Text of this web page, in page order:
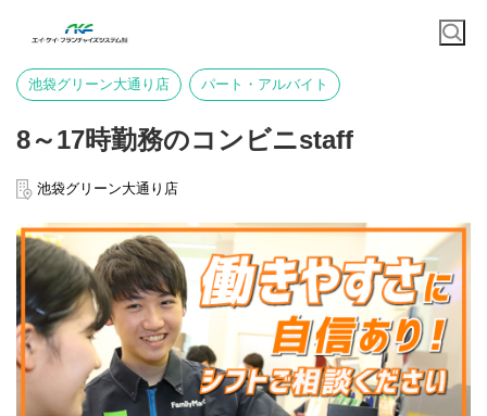
池袋グリーン大通り店 パート・アルバイト
8～17時勤務のコンビニstaff
池袋グリーン大通り店